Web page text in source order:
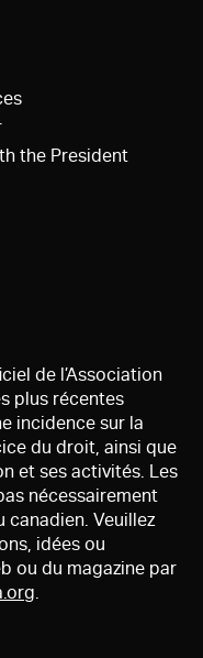
the President
de l’Association
plus récentes
incidence sur la
du droit, ainsi que
et ses activités. Les
nécessairement
canadien. Veuillez
idées ou
ou du magazine par
.